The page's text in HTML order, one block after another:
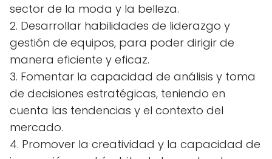
sector de la moda y la belleza.
2. Desarrollar habilidades de liderazgo y
gestión de equipos, para poder dirigir de
manera eficiente y eficaz.
3. Fomentar la capacidad de análisis y toma
de decisiones estratégicas, teniendo en
cuenta las tendencias y el contexto del
mercado.
4. Promover la creatividad y la capacidad de